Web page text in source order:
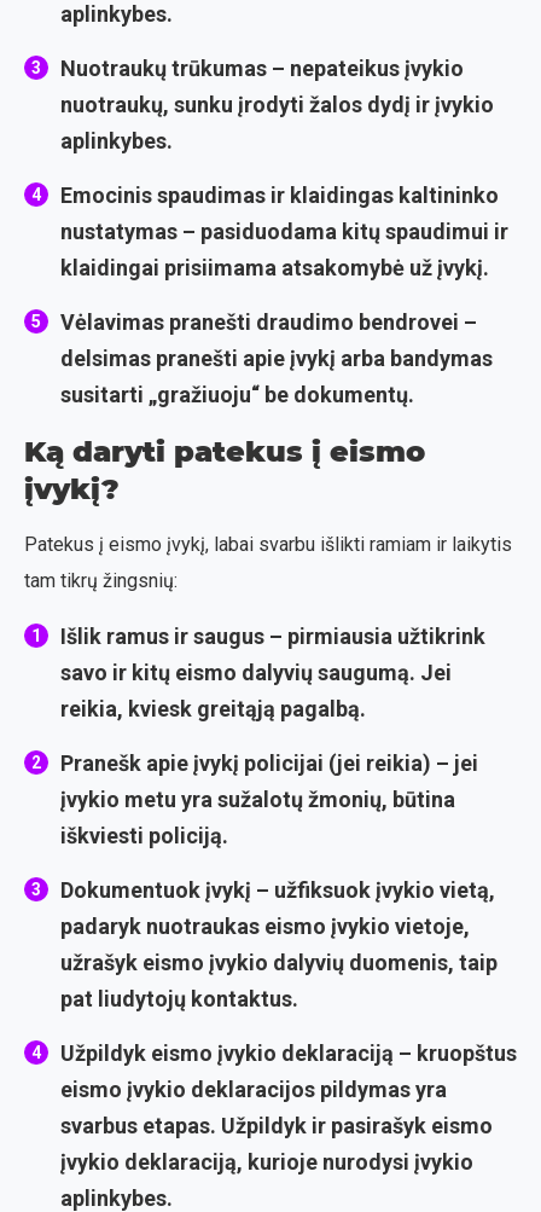
aplinkybes.
Nuotraukų trūkumas – nepateikus įvykio
nuotraukų, sunku įrodyti žalos dydį ir įvykio
aplinkybes.
Emocinis spaudimas ir klaidingas kaltininko
nustatymas – pasiduodama kitų spaudimui ir
klaidingai prisiimama atsakomybė už įvykį.
Vėlavimas pranešti draudimo bendrovei –
delsimas pranešti apie įvykį arba bandymas
susitarti „gražiuoju“ be dokumentų.
Ką daryti patekus į eismo
įvykį?
Patekus į eismo įvykį, labai svarbu išlikti ramiam ir laikytis
tam tikrų žingsnių:
Išlik ramus ir saugus – pirmiausia užtikrink
savo ir kitų eismo dalyvių saugumą. Jei
reikia, kviesk greitąją pagalbą.
Pranešk apie įvykį policijai (jei reikia) – jei
įvykio metu yra sužalotų žmonių, būtina
iškviesti policiją.
Dokumentuok įvykį – užfiksuok įvykio vietą,
padaryk nuotraukas eismo įvykio vietoje,
užrašyk eismo įvykio dalyvių duomenis, taip
pat liudytojų kontaktus.
Užpildyk eismo įvykio deklaraciją – kruopštus
eismo įvykio deklaracijos pildymas yra
svarbus etapas. Užpildyk ir pasirašyk eismo
įvykio deklaraciją, kurioje nurodysi įvykio
aplinkybes.